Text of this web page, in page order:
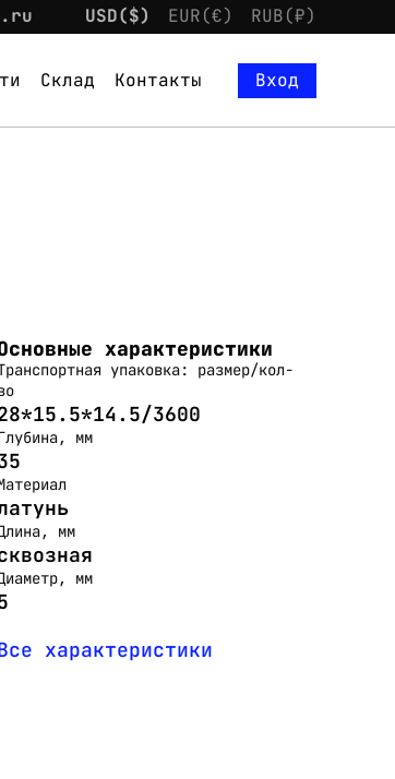
USD($) EUR(€) RUB(₽)
Склад Контакты
Вход
характеристики
упаковка: размер/кол-
3600
мм
мм
мм
характеристики